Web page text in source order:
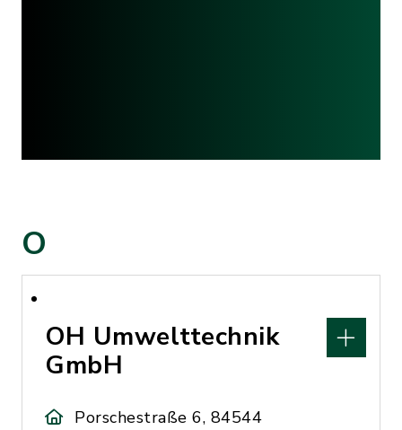
O
OH Umwelttechnik
GmbH
Porschestraße 6, 84544